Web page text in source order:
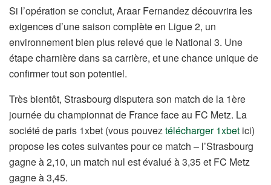
Si l’opération se conclut, Araar Fernandez découvrira les
exigences d’une saison complète en Ligue 2, un
environnement bien plus relevé que le National 3. Une
étape charnière dans sa carrière, et une chance unique de
confirmer tout son potentiel.
Très bientôt, Strasbourg disputera son match de la 1ère
journée du championnat de France face au FC Metz. La
société de paris 1xbet (vous pouveztélécharger 1xbet ici)
propose les cotes suivantes pour ce match – l’Strasbourg
gagne à 2,10, un match nul est évalué à 3,35 et FC Metz
gagne à 3,45.